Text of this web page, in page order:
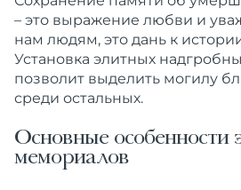
– это выражение любви и
нам людям, это дань к
Установка элитных
позволит выделить могилу
среди остальных.
Основные особенности
мемориалов